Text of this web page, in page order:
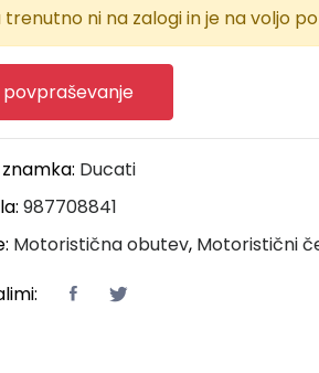
trenutno ni na zalogi in je na voljo
povpraševanje
Ducati
987708841
Motoristična obutev, Motoristični